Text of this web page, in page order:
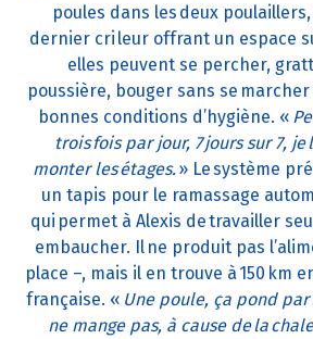
poules dans les deux
dernier cri leur offrant un espace
elles peuvent se percher,
poussière, bouger sans se
bonnes conditions d’hygiène. «
trois fois par jour, 7 jours sur 7,
monter les étages.» Le système
un tapis pour le ramassage
qui permet à Alexis de travailler
embaucher. Il ne produit pas
place –, mais il en trouve à 150 km
française. « Une poule, ça pond par
ne mange pas, à cause de la